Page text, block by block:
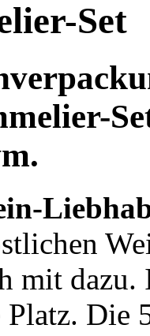
Set
mit
Die